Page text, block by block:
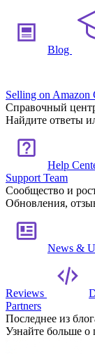
Blog
Selling on Amazon
Справочный
Найдите ответы
Help
Support Team
Сообщество и
Обновления,
News &
Reviews
Partners
Последнее из
Узнайте больше о